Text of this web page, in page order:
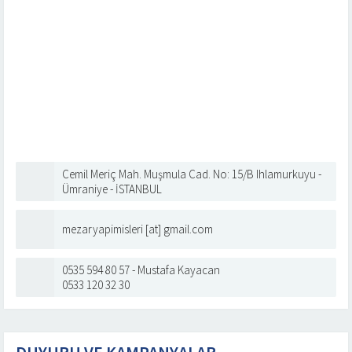
Cemil Meriç Mah. Muşmula Cad. No: 15/B Ihlamurkuyu -
Ümraniye - İSTANBUL
mezaryapimisleri [at] gmail.com
0535 594 80 57 - Mustafa Kayacan
0533 120 32 30